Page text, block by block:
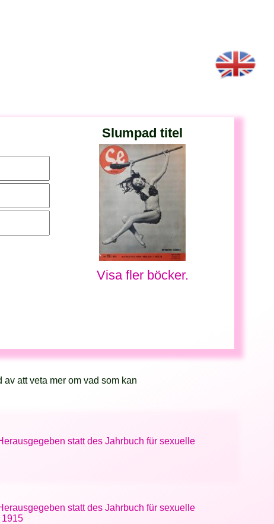
Slumpad titel
Visa fler böcker.
av att veta mer om vad som kan
statt des Jahrbuch für sexuelle
statt des Jahrbuch für sexuelle
1915